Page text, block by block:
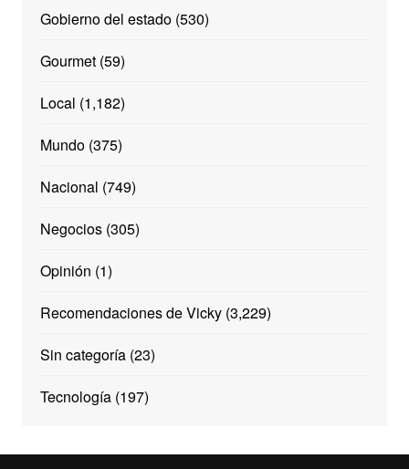
Gobierno del estado(530)
Gourmet(59)
Local (1,182)
Mundo(375)
Nacional (749)
Negocios(305)
Opinión (1)
Recomendaciones de Vicky(3,229)
Sin categoría(23)
Tecnología(197)